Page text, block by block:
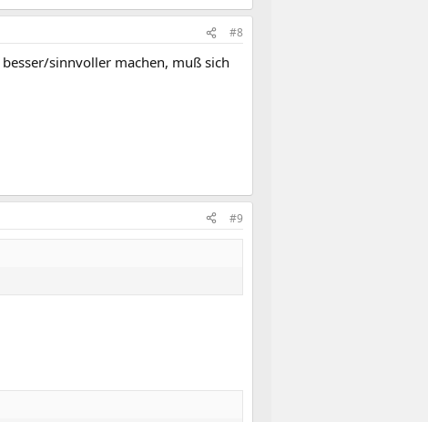
#8
sinnvoller machen, muß sich
#9